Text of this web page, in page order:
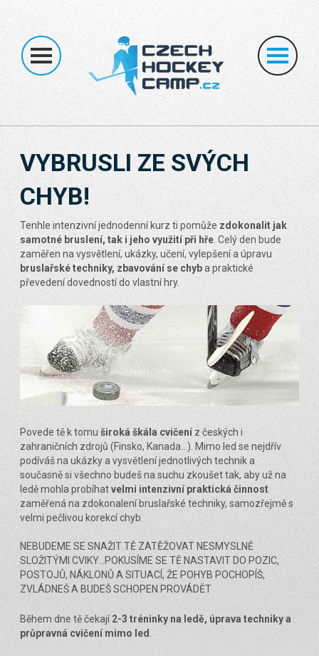
VYBRUSLI ZE SVÝCH
CHYB!
Tenhle intenzivní jednodenní kurz ti pomůže zdokonalit jak
samotné bruslení, tak i jeho využití při hře . Celý den bude
zaměřen na vysvětlení, ukázky, učení, vylepšení a úpravu
bruslařské techniky, zbavování se chyba praktické
převedení dovedností do vlastní hry.
Povede tě k tomu široká škála cvičení z českých i
zahraničních zdrojů (Finsko, Kanada...). Mimo led se nejdřív
podíváš na ukázky a vysvětlení jednotlivých technik a
současně si všechno budeš na suchu zkoušet tak, aby už na
ledě mohla probíhatvelmi intenzivní praktická činnost
zaměřená na zdokonalení bruslařské techniky, samozřejmě s
velmi pečlivou korekcí chyb.
NEBUDEME SE SNAŽIT TĚ ZATĚŽOVAT NESMYSLNĚ
SLOŽITÝMI CVIKY...POKUSÍME SE TĚ NASTAVIT DO POZIC,
POSTOJŮ, NÁKLONŮ A SITUACÍ, ŽE POHYB POCHOPÍŠ,
ZVLÁDNEŠ A BUDEŠ SCHOPEN PROVÁDĚT
Během dne tě čekají2-3 tréninky na ledě, úprava techniky a
průpravná cvičení mimo led